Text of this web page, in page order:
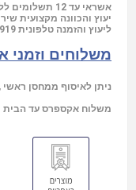
אשראי עד 12 תשלומים ללא ריבית.
יעוץ והכוונה מקצועית
ליעוץ והזמנה טלפונית
משלוחים וזמני
ניתן לאיסוף ממחסן ראשי ,הירקון 76 תל אביב-
משלוח אקספרס עד הבית